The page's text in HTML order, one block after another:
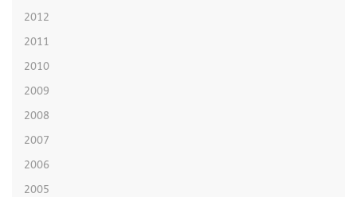
2012
2011
2010
2009
2008
2007
2006
2005